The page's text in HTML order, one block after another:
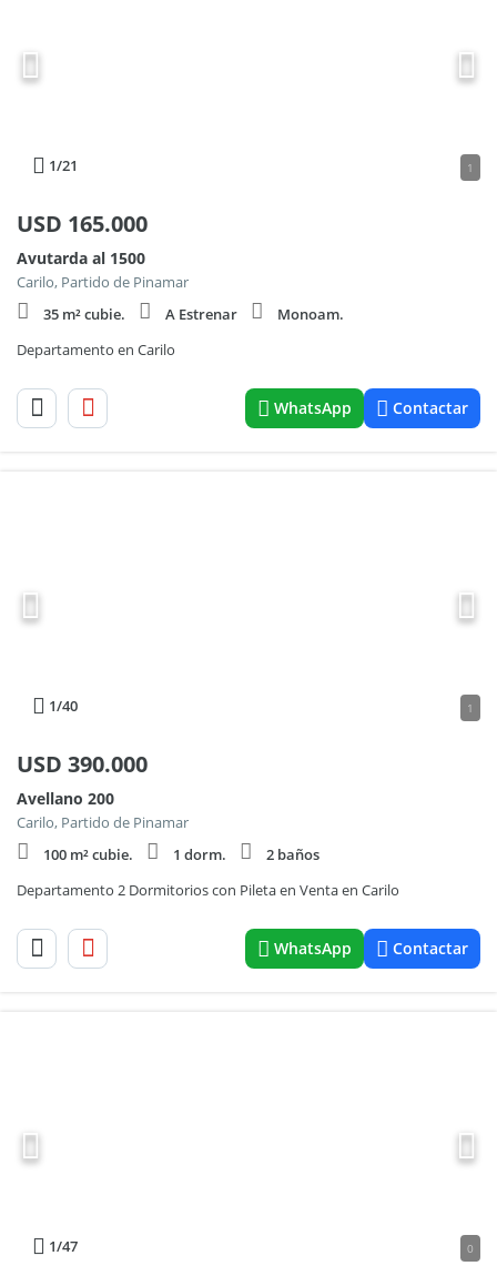
1/21 1
USD 165.000
Avutarda al 1500
Carilo, Partido de Pinamar
35 m² cubie.
A Estrenar
Monoam.
Departamento en Carilo
WhatsApp Contactar
1/40 1
USD 390.000
Avellano 200
Carilo, Partido de Pinamar
100 m² cubie.
1 dorm.
2 baños
Departamento 2 Dormitorios con Pileta en Venta en Carilo
WhatsApp Contactar
1/47 0